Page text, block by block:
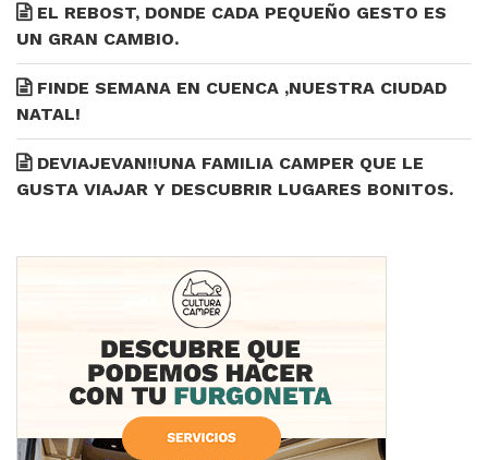
EL REBOST, DONDE CADA PEQUEÑO GESTO ES
UN GRAN CAMBIO.
FINDE SEMANA EN CUENCA ,NUESTRA CIUDAD
NATAL!
DEVIAJEVAN!!UNA FAMILIA CAMPER QUE LE
GUSTA VIAJAR Y DESCUBRIR LUGARES BONITOS.